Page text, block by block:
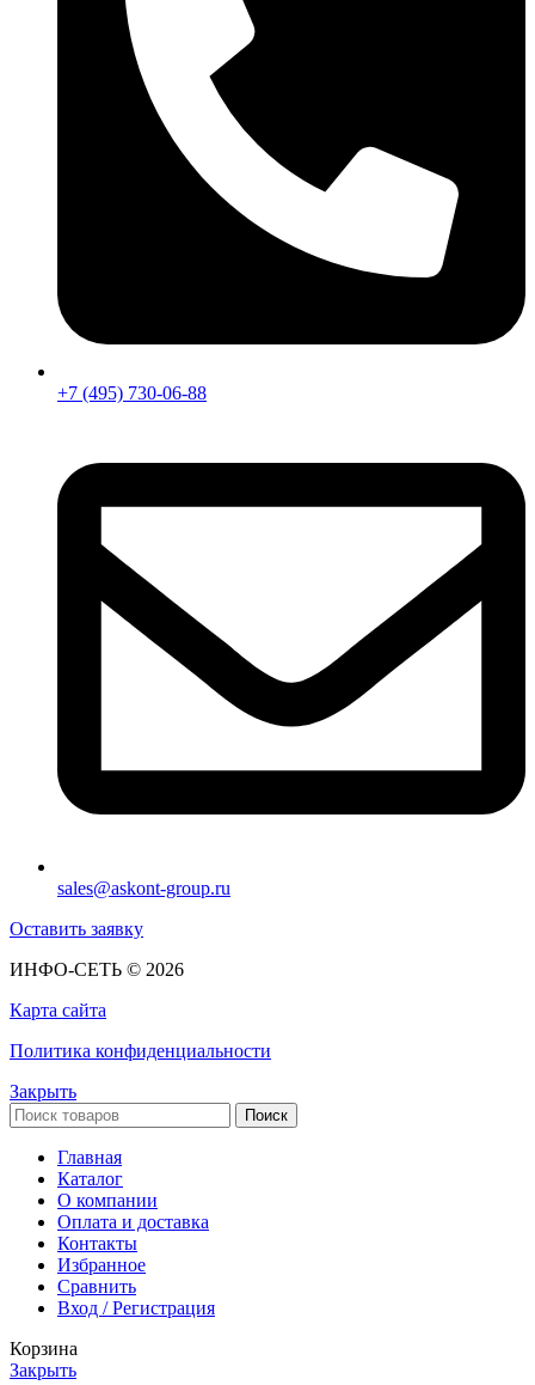
+7 (495) 730-06-88
sales@askont-group.ru
Оставить заявку
ИНФО-СЕТЬ © 2026
Карта сайта
Политика конфиденциальности
Закрыть
Поиск
Главная
Каталог
О компании
Оплата и доставка
Контакты
Избранное
Сравнить
Вход / Регистрация
Корзина
Закрыть